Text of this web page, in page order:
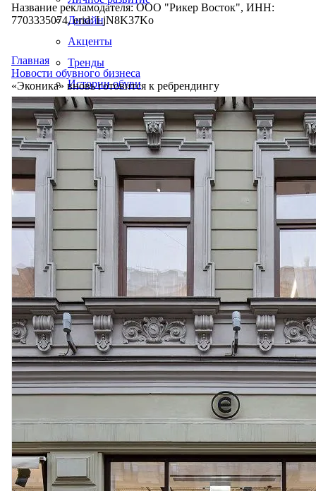
Дизайн
Акценты
Тренды
Истории обуви
Производство
Название рекламодателя: ООО "Рикер Восток", ИНН:
7703335074, erid: LjN8K37Ko
Главная
Новости обувного бизнеса
«Эконика» вновь готовится к ребрендингу